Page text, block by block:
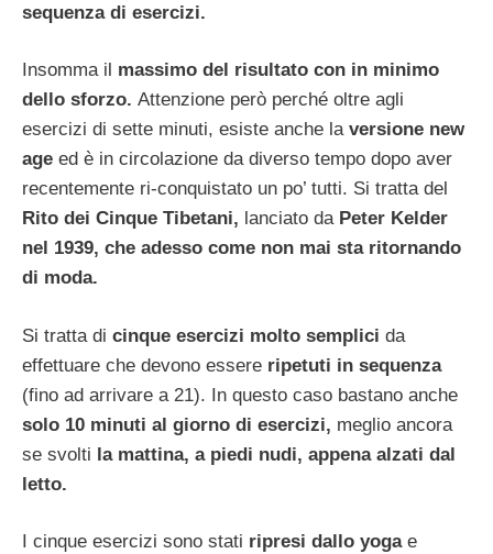
sequenza di esercizi.
Insomma il massimo del risultato con in minimo
dello sforzo. Attenzione però perché oltre agli
esercizi di sette minuti, esiste anche la versione new
age ed è in circolazione da diverso tempo dopo aver
recentemente ri-conquistato un po’ tutti. Si tratta del
Rito dei Cinque Tibetani, lanciato da Peter Kelder
nel 1939, che adesso come non mai sta ritornando
di moda.
Si tratta di cinque esercizi molto semplici da
effettuare che devono essere ripetuti in sequenza
(fino ad arrivare a 21). In questo caso bastano anche
solo 10 minuti al giorno di esercizi, meglio ancora
se svolti la mattina, a piedi nudi, appena alzati dal
letto.
I cinque esercizi sono stati ripresi dallo yoga e